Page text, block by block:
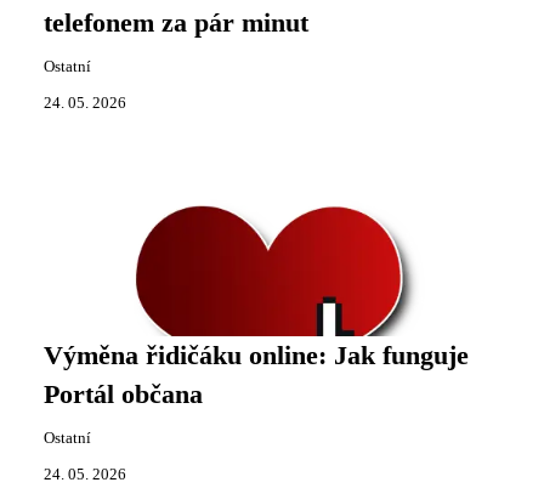
telefonem za pár minut
Ostatní
24. 05. 2026
Výměna řidičáku online: Jak funguje
Portál občana
Ostatní
24. 05. 2026